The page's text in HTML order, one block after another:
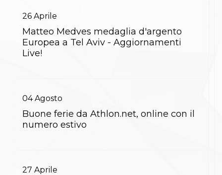
Sumo
Capoeira
Difesa Personale MGA
La disciplina
26 Aprile
Matteo Medves medaglia d'argento
Europea a Tel Aviv - Aggiornamenti
Live!
04 Agosto
Buone ferie da Athlon.net, online con il
numero estivo
27 Aprile